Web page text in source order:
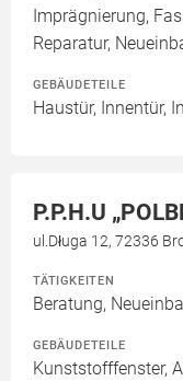
Imprägnierung,
Reparatur,
GEBÄUDETEILE
Haustür, Innentür,
P.P.H.U
ul.Długa 12, 72336
TÄTIGKEITEN
Beratung,
GEBÄUDETEILE
Kunststofffenster,